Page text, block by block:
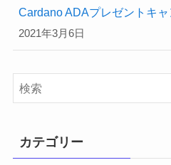
Cardano ADAプレゼントキ
2021年3月6日
カテゴリー